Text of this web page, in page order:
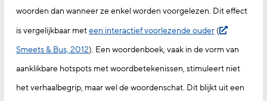
woorden dan wanneer ze enkel worden voorgelezen. Dit effect
is vergelijkbaar meteen interactief voorlezende ouder (
Smeets & Bus, 2012). Een woordenboek, vaak in de vorm van
aanklikbare hotspots met woordbetekenissen, stimuleert niet
het verhaalbegrip, maar wel de woordenschat. Dit blijkt uit een